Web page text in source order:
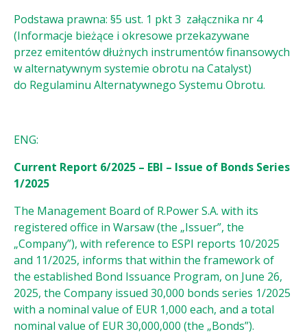
Podstawa prawna: §5 ust. 1 pkt 3 załącznika nr 4
(Informacje bieżące i okresowe przekazywane
przez emitentów dłużnych instrumentów finansowych
w alternatywnym systemie obrotu na Catalyst)
do Regulaminu Alternatywnego Systemu Obrotu.
ENG:
Current Report 6/2025 – EBI – Issue of Bonds Series
1/2025
The Management Board of R.Power S.A. with its
registered office in Warsaw (the „Issuer”, the
„Company”), with reference to ESPI reports 10/2025
and 11/2025, informs that within the framework of
the established Bond Issuance Program, on June 26,
2025, the Company issued 30,000 bonds series 1/2025
with a nominal value of EUR 1,000 each, and a total
nominal value of EUR 30,000,000 (the „Bonds”).